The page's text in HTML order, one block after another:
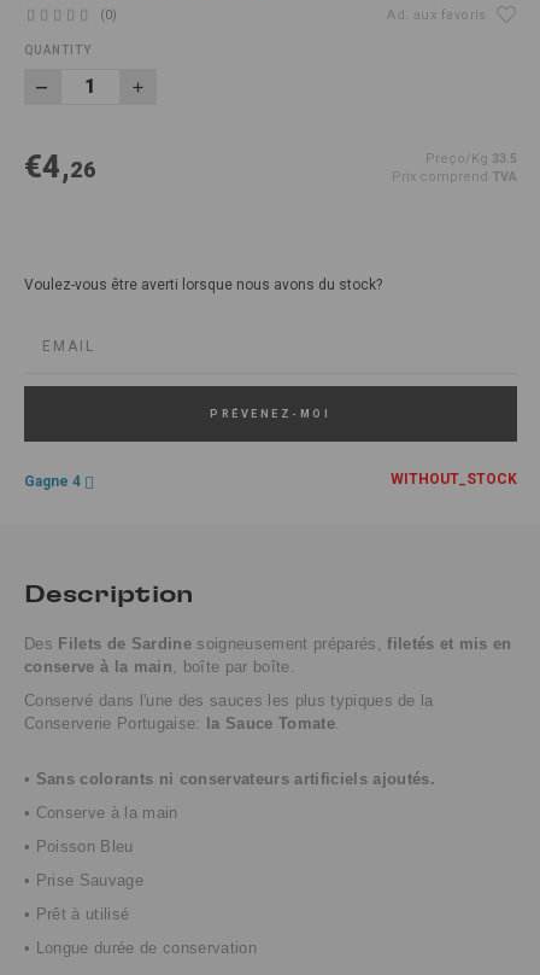
(0) Ad. aux favoris
QUANTITY
€4,26 Preço/Kg 33.5
Prix comprend TVA
Voulez-vous être averti lorsque nous avons du stock?
PRÉVENEZ-MOI
Gagne 4 WITHOUT_STOCK
Description
Des Filets de Sardinesoigneusement préparés,filetés et mis en
conserve à la main
boîte par boîte.
Conservé dans l'une des sauces les plus typiques de la
Conserverie Portugaise: la Sauce Tomate.
• Sans colorants ni conservateurs artificiels ajoutés.
• Conserve à la main
• Poisson Bleu
• Prise Sauvage
• Prêt à utilisé
• Longue durée de conservation